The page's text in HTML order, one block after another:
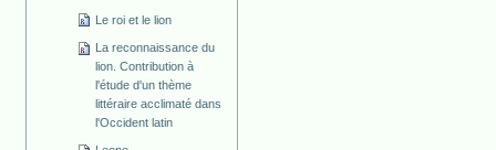
Le roi et le lion
La reconnaissance du
lion. Contribution à
l'étude d'un thème
littéraire acclimaté dans
l'Occident latin